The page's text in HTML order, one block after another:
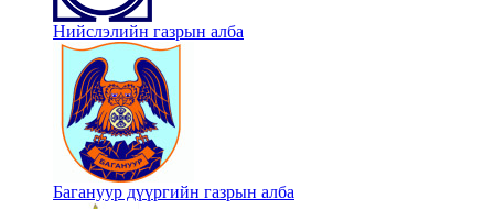
Нийслэлийн газрын алба
Багануур дүүргийн газрын алба